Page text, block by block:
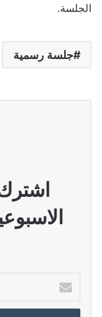
الجلسة.
جلسة رسمية
بريدك
الإلكتروني